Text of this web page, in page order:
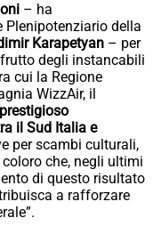
– ha
Plenipotenziario della
Karapetyan – per
frutto degli instancabili
cui la Regione
WizzAir, il
il Sud Italia e
per scambi culturali,
che, negli ultimi
di questo risultato
a rafforzare